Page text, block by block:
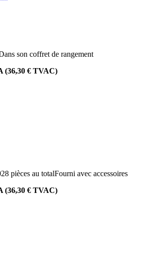
son coffret de rangement
(36,30 € TVAC)
pièces au totalFourni avec accessoires
(36,30 € TVAC)